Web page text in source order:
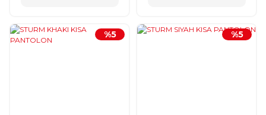
%5 %5